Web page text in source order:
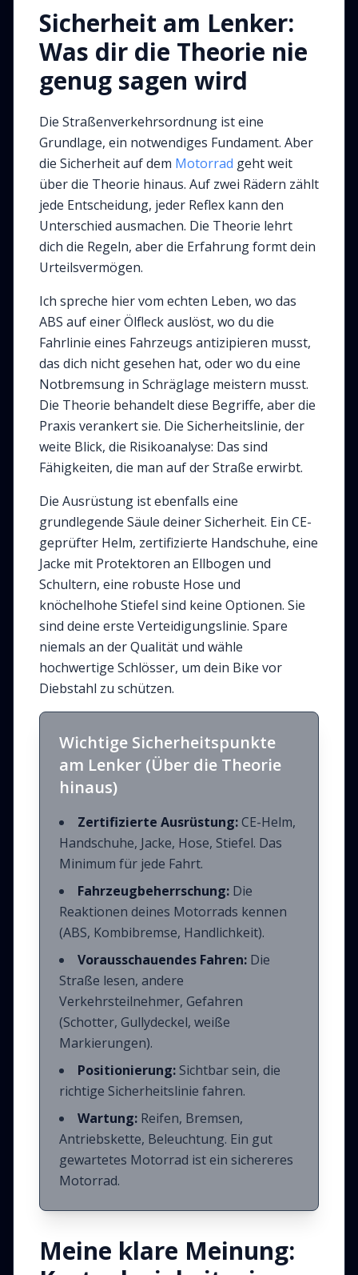
Sicherheit am Lenker:
Was dir die Theorie nie
genug sagen wird
Die Straßenverkehrsordnung ist eine
Grundlage, ein notwendiges Fundament. Aber
die Sicherheit auf dem Motorrad geht weit
über die Theorie hinaus. Auf zwei Rädern zählt
jede Entscheidung, jeder Reflex kann den
Unterschied ausmachen. Die Theorie lehrt
dich die Regeln, aber die Erfahrung formt dein
Urteilsvermögen.
Ich spreche hier vom echten Leben, wo das
ABS auf einer Ölfleck auslöst, wo du die
Fahrlinie eines Fahrzeugs antizipieren musst,
das dich nicht gesehen hat, oder wo du eine
Notbremsung in Schräglage meistern musst.
Die Theorie behandelt diese Begriffe, aber die
Praxis verankert sie. Die Sicherheitslinie, der
weite Blick, die Risikoanalyse: Das sind
Fähigkeiten, die man auf der Straße erwirbt.
Die Ausrüstung ist ebenfalls eine
grundlegende Säule deiner Sicherheit. Ein CE-
geprüfter Helm, zertifizierte Handschuhe, eine
Jacke mit Protektoren an Ellbogen und
Schultern, eine robuste Hose und
knöchelhohe Stiefel sind keine Optionen. Sie
sind deine erste Verteidigungslinie. Spare
niemals an der Qualität und wähle
hochwertige Schlösser, um dein Bike vor
Diebstahl zu schützen.
Wichtige Sicherheitspunkte
am Lenker (Über die Theorie
hinaus)
Zertifizierte Ausrüstung:CE-Helm,
Handschuhe, Jacke, Hose, Stiefel. Das
Minimum für jede Fahrt.
Fahrzeugbeherrschung: Die
Reaktionen deines Motorrads kennen
(ABS, Kombibremse, Handlichkeit).
Vorausschauendes Fahren: Die
Straße lesen, andere
Verkehrsteilnehmer, Gefahren
(Schotter, Gullydeckel, weiße
Markierungen).
Positionierung: Sichtbar sein, die
richtige Sicherheitslinie fahren.
Wartung: Reifen, Bremsen,
Antriebskette, Beleuchtung. Ein gut
gewartetes Motorrad ist ein sichereres
Motorrad.
Meine klare Meinung: